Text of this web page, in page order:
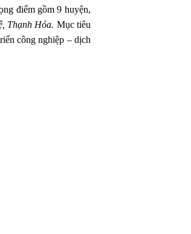
điểm gồm 9 huyện,
Thạnh Hóa. Mục tiêu
công nghiệp – dịch